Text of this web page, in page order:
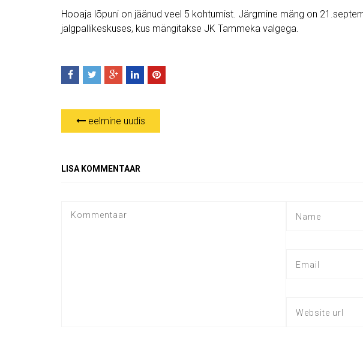
Hooaja lõpuni on jäänud veel 5 kohtumist. Järgmine mäng on
jalgpallikeskuses, kus mängitakse JK Tammeka valgega.
eelmine uudis
LISA KOMMENTAAR